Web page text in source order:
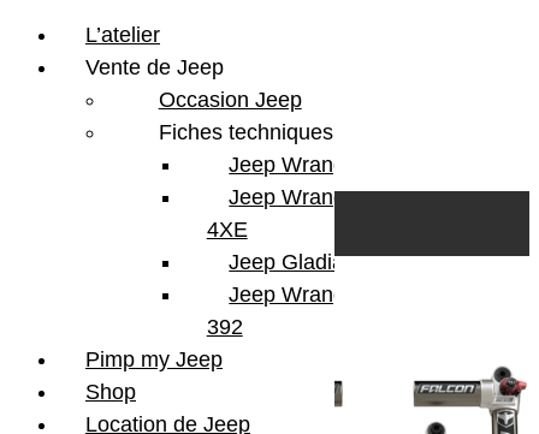
L’atelier
Vente de Jeep
Occasion Jeep
Fiches techniques
Jeep Wrangler JL
Jeep Wrangler
4XE
Jeep Gladiator
Jeep Wrangler V8
392
Pimp my Jeep
Shop
Location de Jeep